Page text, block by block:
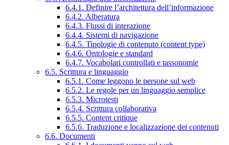
6.4.1. Definire l’architettura dell’informazione
6.4.2. Alberatura
6.4.3. Flussi di interazione
6.4.4. Sistemi di navigazione
6.4.5. Tipologie di contenuto (content type)
6.4.6. Ontologie e standard
6.4.7. Vocabolari controllati e tassonomie
6.5. Scrittura e linguaggio
6.5.1. Come leggono le persone sul web
6.5.2. Le regole per un linguaggio semplice
6.5.3. Microtesti
6.5.4. Scrittura collaborativa
6.5.5. Content critique
6.5.6. Traduzione e localizzazione dei contenuti
6.6. Documenti